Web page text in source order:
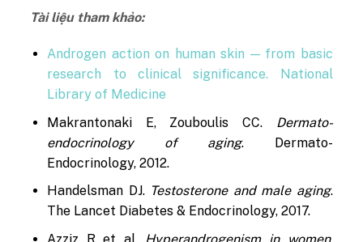
Tài liệu tham khảo:
Androgen action on human skin — from basic
research to clinical significance. National
Library of Medicine
Makrantonaki E, Zouboulis CC. Dermato-
endocrinology of aging. Dermato-
Endocrinology, 2012.
Handelsman DJ. Testosterone and male aging.
The Lancet Diabetes & Endocrinology, 2017.